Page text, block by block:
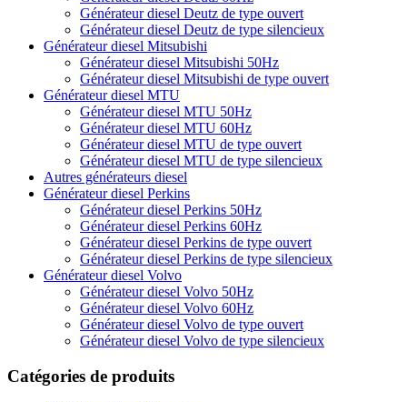
Générateur diesel Deutz de type ouvert
Générateur diesel Deutz de type silencieux
Générateur diesel Mitsubishi
Générateur diesel Mitsubishi 50Hz
Générateur diesel Mitsubishi de type ouvert
Générateur diesel MTU
Générateur diesel MTU 50Hz
Générateur diesel MTU 60Hz
Générateur diesel MTU de type ouvert
Générateur diesel MTU de type silencieux
Autres générateurs diesel
Générateur diesel Perkins
Générateur diesel Perkins 50Hz
Générateur diesel Perkins 60Hz
Générateur diesel Perkins de type ouvert
Générateur diesel Perkins de type silencieux
Générateur diesel Volvo
Générateur diesel Volvo 50Hz
Générateur diesel Volvo 60Hz
Générateur diesel Volvo de type ouvert
Générateur diesel Volvo de type silencieux
Catégories de produits